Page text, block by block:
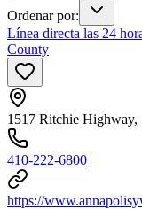
Ordenar por:
Línea directa las 24
County
1517 Ritchie
410-222-6800
https://